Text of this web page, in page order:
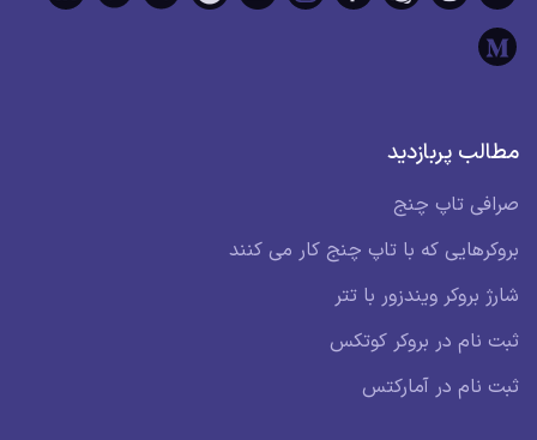
مطالب پربازدید
صرافی تاپ چنج
بروکرهایی که با تاپ چنج کار می کنند
شارژ بروکر ویندزور با تتر
ثبت نام در بروکر کوتکس
ثبت نام در آمارکتس